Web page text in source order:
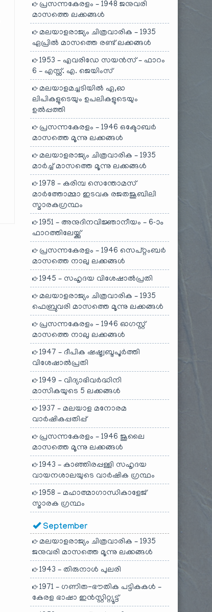
പ്രസന്നകേരളം – 1948 ജനുവരി
മാസത്തെ ലക്കങ്ങൾ
മലയാളരാജ്യം ചിത്രവാരിക – 1935
ഏപ്രിൽ മാസത്തെ രണ്ട് ലക്കങ്ങൾ
1953 – എവരിഡേ സയൻസ് – ഫാറം
6 – എസ്സ്. എ. ജെയിംസ്
മലയാളമച്ചടിയിൽ ഏ,ഓ
ലിപികളുടെയും ഉപലികളുടെയും
ഉൽപ്പത്തി
പ്രസന്നകേരളം – 1946 ഒക്ടോബർ
മാസത്തെ മൂന്നു ലക്കങ്ങൾ
മലയാളരാജ്യം ചിത്രവാരിക – 1935
മാർച്ച് മാസത്തെ മൂന്നു ലക്കങ്ങൾ
1978 – കരിമ്പ സെന്തോമസ്
മാർത്തോമ്മാ ഇടവക രജതജൂബിലി
സ്മാരകഗ്രന്ഥം
1951 – അനുദിനവിജ്ഞാനീയം – 6-ാം
ഫാറത്തിലേയ്ക്കു്
പ്രസന്നകേരളം – 1946 സെപ്റ്റംബർ
മാസത്തെ നാലു ലക്കങ്ങൾ
1945 – സഹൃദയ വിശേഷാൽപ്രതി
മലയാളരാജ്യം ചിത്രവാരിക – 1935
ഫെബ്രുവരി മാസത്തെ മൂന്നു ലക്കങ്ങൾ
പ്രസന്നകേരളം – 1946 ഓഗസ്റ്റ്
മാസത്തെ നാലു ലക്കങ്ങൾ
1947 – ദീപിക ഷഷ്ട്വബ്ദപൂർത്തി
വിശേഷാൽപ്രതി
1949 – വിദ്യാഭിവർദ്ധിനി
മാസികയുടെ 5 ലക്കങ്ങൾ
1937 – മലയാള മനോരമ
വാർഷികപ്പതിപ്പ്
പ്രസന്നകേരളം – 1946 ജൂലൈ
മാസത്തെ മൂന്നു ലക്കങ്ങൾ
1943 – കാഞ്ഞിരപ്പള്ളി സഹൃദയ
വായനശാലയുടെ വാർഷിക ഗ്രന്ഥം
1958 – മഹാത്മാഗാന്ധികാളേജ്
സ്മാരക ഗ്രന്ഥം
September
മലയാളരാജ്യം ചിത്രവാരിക – 1935
ജനുവരി മാസത്തെ മൂന്നു ലക്കങ്ങൾ
1943 – തിരുനാൾ പുലരി
1971 – ഗണിത-ഭൗതിക പട്ടികകൾ –
കേരള ഭാഷാ ഇൻസ്റ്റിറ്റ്യൂട്ട്